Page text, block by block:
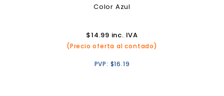
Color Azul
$14.99 inc. IVA
(Precio oferta al contado)
PVP: $16.19